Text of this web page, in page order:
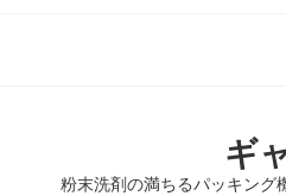
ギ
粉末洗剤の満ちるパッキング